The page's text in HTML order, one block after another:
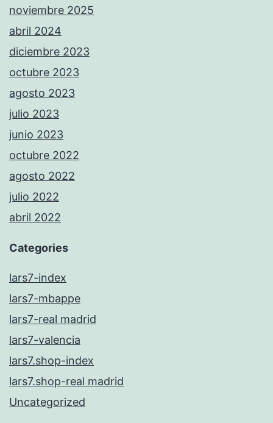
noviembre 2025
abril 2024
diciembre 2023
octubre 2023
agosto 2023
julio 2023
junio 2023
octubre 2022
agosto 2022
julio 2022
abril 2022
Categories
lars7-index
lars7-mbappe
lars7-real madrid
lars7-valencia
lars7.shop-index
lars7.shop-real madrid
Uncategorized